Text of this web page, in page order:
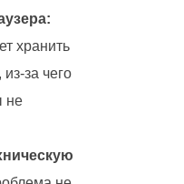
хранить
за чего
не